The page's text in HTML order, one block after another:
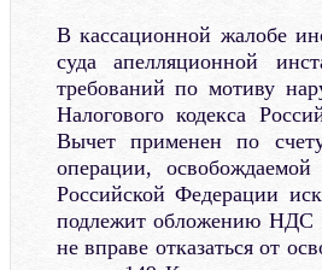
В кассационной жалобе
суда апелляционной
требований по мотиву
Налогового кодекса
Вычет применен по
операции,
Российской Федерации
подлежит обложению НДС
не вправе отказаться от